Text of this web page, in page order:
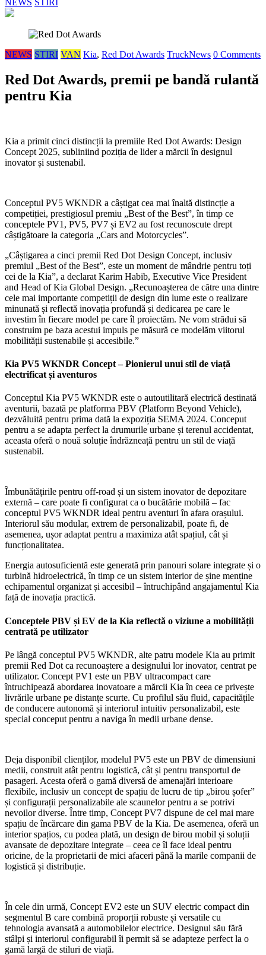
NEWS STIRI
NEWS STIRI VAN Kia, Red Dot Awards TruckNews 0 Comments
Red Dot Awards, premii pe bandă rulantă
pentru Kia
Kia a primit cinci distincții la premiile Red Dot Awards: Design
Concept 2025, subliniind poziția de lider a mărcii în designul
inovator și sustenabil.
Conceptul PV5 WKNDR a câștigat cea mai înaltă distincție a
competiției, prestigiosul premiu „Best of the Best”, în timp ce
conceptele PV1, PV5, PV7 și EV2 au fost recunoscute drept
câștigătoare la categoria „Cars and Motorcycles”.
„Câștigarea a cinci premii Red Dot Design Concept, inclusiv
premiul „Best of the Best”, este un moment de mândrie pentru toți
cei de la Kia”, a declarat Karim Habib, Executive Vice President
and Head of Kia Global Design. „Recunoașterea de către una dintre
cele mai importante competiții de design din lume este o realizare
minunată și reflectă inovația profundă și dedicarea pe care le
investim în fiecare model pe care îl proiectăm. Ne vom strădui să
construim pe baza acestui impuls pe măsură ce modelăm viitorul
mobilității sustenabile și accesibile.”
Kia PV5 WKNDR Concept – Pionierul unui stil de viață
electrificat și aventuros
Conceptul Kia PV5 WKNDR este o autoutilitară electrică destinată
aventurii, bazată pe platforma PBV (Platform Beyond Vehicle),
dezvăluită pentru prima dată la expoziția SEMA 2024. Conceput
pentru a se adapta perfect la drumurile urbane și terenul accidentat,
aceasta oferă o nouă soluție îndrăzneață pentru un stil de viață
sustenabil.
Îmbunătățirile pentru off-road și un sistem inovator de depozitare
externă – care poate fi configurat ca o bucătărie mobilă – fac
conceptul PV5 WKNDR ideal pentru aventuri în afara orașului.
Interiorul său modular, extrem de personalizabil, poate fi, de
asemenea, ușor adaptat pentru a maximiza atât spațiul, cât și
funcționalitatea.
Energia autosuficientă este generată prin panouri solare integrate și o
turbină hidroelectrică, în timp ce un sistem interior de șine menține
echipamentul organizat și accesibil – întruchipând angajamentul Kia
față de inovația practică.
Conceptele PBV și EV de la Kia reflectă o viziune a mobilității
centrată pe utilizator
Pe lângă conceptul PV5 WKNDR, alte patru modele Kia au primit
premii Red Dot ca recunoaștere a designului lor inovator, centrat pe
utilizator. Concept PV1 este un PBV ultracompact care
întruchipează abordarea inovatoare a mărcii Kia în ceea ce privește
livrările urbane pe distanțe scurte. Cu profilul său fluid, capacitățile
de conducere autonomă și interiorul intuitiv personalizabil, este
special conceput pentru a naviga în medii urbane dense.
Deja disponibil clienților, modelul PV5 este un PBV de dimensiuni
medii, construit atât pentru logistică, cât și pentru transportul de
pasageri. Acesta oferă o gamă diversă de amenajări interioare
flexibile, inclusiv un concept de spațiu de lucru de tip „birou șofer”
și configurații personalizabile ale scaunelor pentru a se potrivi
nevoilor diverse. Între timp, Concept PV7 dispune de cel mai mare
spațiu de încărcare din gama PBV de la Kia. De asemenea, oferă un
interior spațios, cu podea plată, un design de birou mobil și soluții
avansate de depozitare integrate – ceea ce îl face ideal pentru
oricine, de la proprietarii de mici afaceri până la marile companii de
logistică și distribuție.
În cele din urmă, Concept EV2 este un SUV electric compact din
segmentul B care combină proporții robuste și versatile cu
tehnologia avansată a automobilelor electrice. Designul său fără
stâlpi și interiorul configurabil îi permit să se adapteze perfect la o
gamă largă de stiluri de viață.